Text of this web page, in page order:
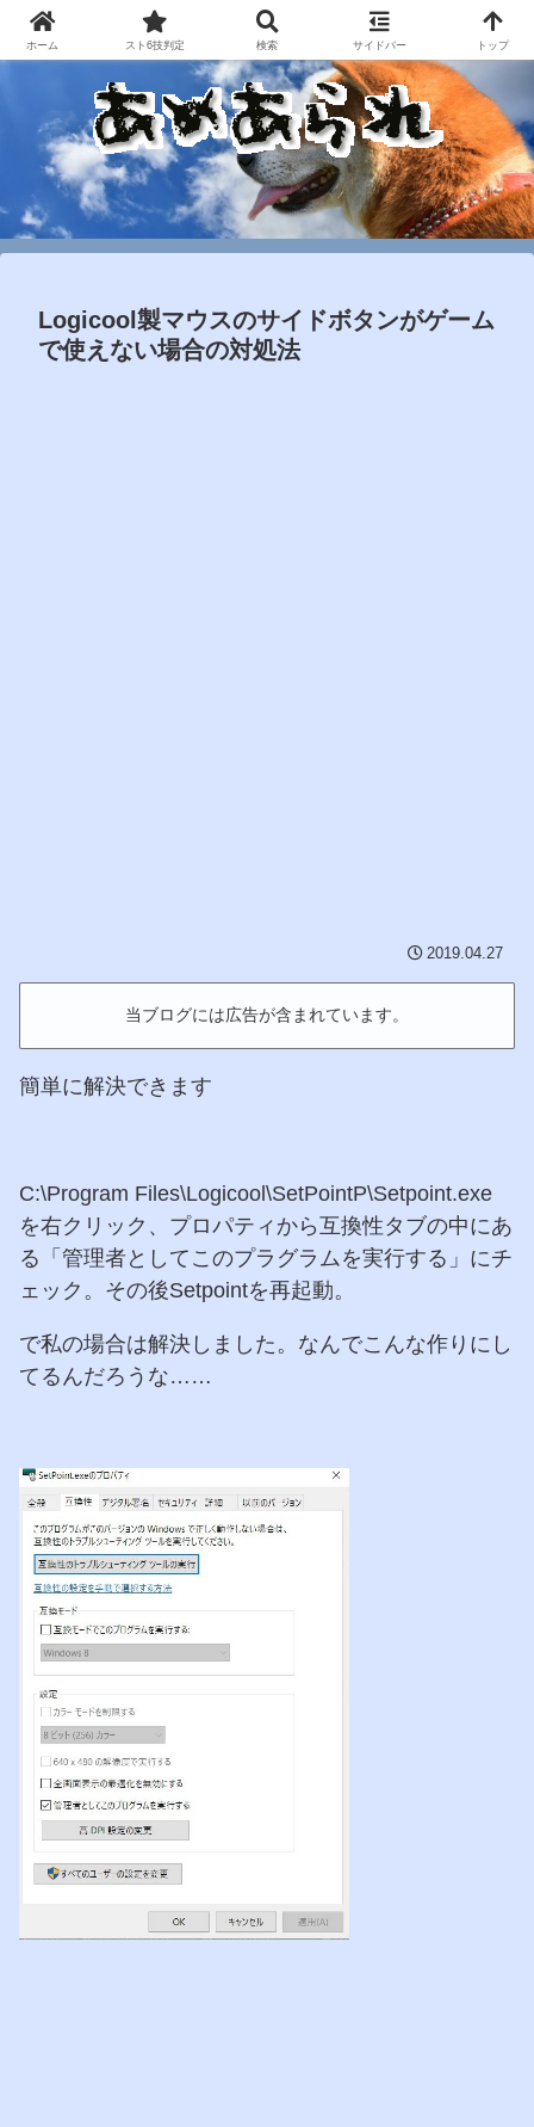
Logicool製マウスのサイドボタンがゲーム
で使えない場合の対処法
2019.04.27
当ブログには広告が含まれています。
簡単に解決できます
C:\Program Files\Logicool\SetPointP\Setpoint.exe
を右クリック、プロパティから互換性タブの中にあ
る「管理者としてこのプラグラムを実行する」にチ
ェック。その後Setpointを再起動。
で私の場合は解決しました。なんでこんな作りにし
てるんだろうな……
ホーム スト6技判定 検索 サイドバー トップ